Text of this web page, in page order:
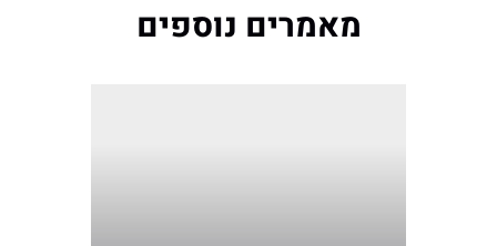
מאמרים נוספים